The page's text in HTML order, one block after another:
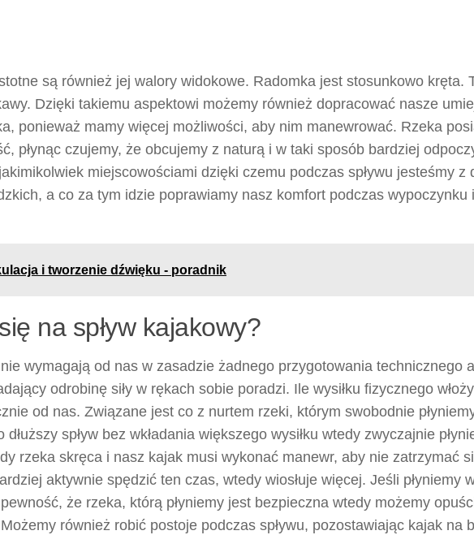
są również jej walory widokowe. Radomka jest stosunkowo kręta.
Dzięki takiemu aspektowi możemy również dopracować nasze
ponieważ mamy więcej możliwości, aby nim manewrować. Rzeka
płynąc czujemy, że obcujemy z naturą i w taki sposób bardziej
miejscowościami dzięki czemu podczas spływu jesteśmy z
a co za tym idzie poprawiamy nasz komfort podczas wypoczynku
i tworzenie dźwięku - poradnik
na spływ kajakowy?
wymagają od nas w zasadzie żadnego przygotowania technicznego
odrobinę siły w rękach sobie poradzi. Ile wysiłku fizycznego
od nas. Związane jest co z nurtem rzeki, którym swobodnie
spływ bez wkładania większego wysiłku wtedy zwyczajnie
rzeka skręca i nasz kajak musi wykonać manewr, aby nie zatrzymać
aktywnie spędzić ten czas, wtedy wiosłuje więcej. Jeśli płyniemy
że rzeka, którą płyniemy jest bezpieczna wtedy możemy
również robić postoje podczas spływu, pozostawiając kajak na